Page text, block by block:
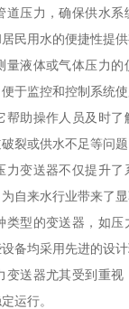
道压力，确保供水系
民用水的便捷性提供
量液体或气体压力的
于监控和控制系统使
帮助操作人员及时了
裂或供水不足等问题
变送器不仅提升了
自来水行业带来了显
类型的变送器，如压
备均采用先进的设计
变送器尤其受到重视
运行。